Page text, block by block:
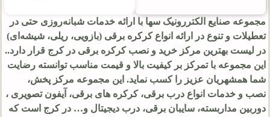
مجموعه صنایع الکتررونیک سها با ارائه خدمات شبانه‌روزی حتی در
تعطیلات و تنوع در ارائه انواع کرکره برقی (بازویی، ریلی، شیشه‌ای)
در لیست بهترین مرکز خرید و نصب کرکره برقی در کرج قرار دارد..
این مجموعه با تمرکز بر کیفیت بالا و قیمت مناسب توانسته رضایت
شما همشهریان عزیز را کسب نماید. این مجموعه مرکز پخش،
نصب و خدمات انواع درب برقی، کرکره های برقی، آیفون تصویری ،
دوربین مداربسته، سایبان برقی، درب دیجیتال و… در کرج است که